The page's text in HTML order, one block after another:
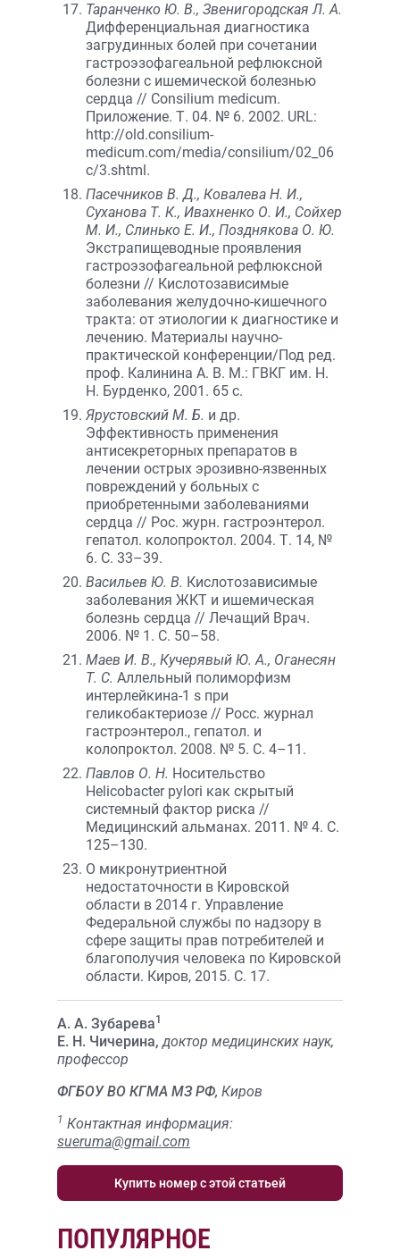
Таранченко Ю. В., Звенигородская Л. А.
Дифференциальная диагностика
загрудинных болей при сочетании
гастроэзофагеальной рефлюксной
болезни с ишемической болезнью
сердца // Consilium medicum.
Приложение. Т. 04. № 6. 2002. URL:
http://old.consilium-
medicum.com/media/consilium/02_06
c/3.shtml.
Пасечников В. Д., Ковалева Н. И.,
Суханова Т. К., Ивахненко О. И., Сойхер
М. И., Слинько Е. И., Позднякова О. Ю.
Экстрапищеводные проявления
гастроэзофагеальной рефлюксной
болезни // Кислотозависимые
заболевания желудочно-кишечного
тракта: от этиологии к диагностике и
лечению. Материалы научно-
практической конференции/Под ред.
проф. Калинина А. В. М.: ГВКГ им. Н.
Н. Бурденко, 2001. 65 с.
Ярустовский М. Б. и др.
Эффективность применения
антисекреторных препаратов в
лечении острых эрозивно-язвенных
повреждений у больных с
приобретенными заболеваниями
сердца // Рос. журн. гастроэнтерол.
гепатол. колопроктол. 2004. Т. 14, №
6. С. 33–39.
Васильев Ю. В. Кислотозависимые
заболевания ЖКТ и ишемическая
болезнь сердца // Лечащий Врач.
2006. № 1. С. 50–58.
Маев И. В., Кучерявый Ю. А., Оганесян
Т. С. Аллельный полиморфизм
интерлейкина-1 s при
геликобактериозе // Росс. журнал
гастроэнтерол., гепатол. и
колопроктол. 2008. № 5. С. 4–11.
Павлов О. Н. Носительство
Helicobacter pylori как скрытый
системный фактор риска //
Медицинский альманах. 2011. № 4. С.
125–130.
О микронутриентной
недостаточности в Кировской
области в 2014 г. Управление
Федеральной службы по надзору в
сфере защиты прав потребителей и
благополучия человека по Кировской
области. Киров, 2015. С. 17.
А. А. Зубарева1
Е. Н. Чичерина, доктор медицинских наук,
профессор
ФГБОУ ВО КГМА МЗ РФ, Киров
1 Контактная информация:
sueruma@gmail.com
Купить номер с этой статьей
ПОПУЛЯРНОЕ